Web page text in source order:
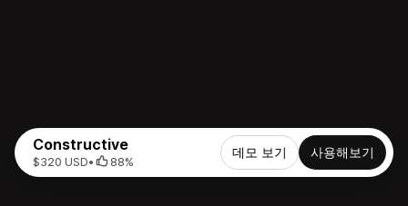
Constructive
$320 USD• 88%
데모 보기 사용해보기